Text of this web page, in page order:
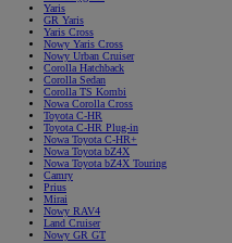
Yaris
GR Yaris
Yaris Cross
Nowy Yaris Cross
Nowy Urban Cruiser
Corolla Hatchback
Corolla Sedan
Corolla TS Kombi
Nowa Corolla Cross
Toyota C-HR
Toyota C-HR Plug-in
Nowa Toyota C-HR+
Nowa Toyota bZ4X
Nowa Toyota bZ4X Touring
Camry
Prius
Mirai
Nowy RAV4
Land Cruiser
Nowy GR GT